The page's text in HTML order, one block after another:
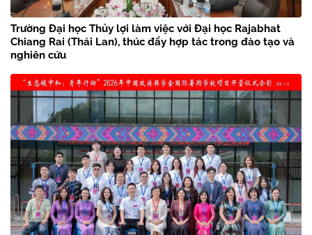
Trường Đại học Thủy lợi làm việc với Đại học Rajabhat
Chiang Rai (Thái Lan), thúc đẩy hợp tác trong đào tạo và
nghiên cứu